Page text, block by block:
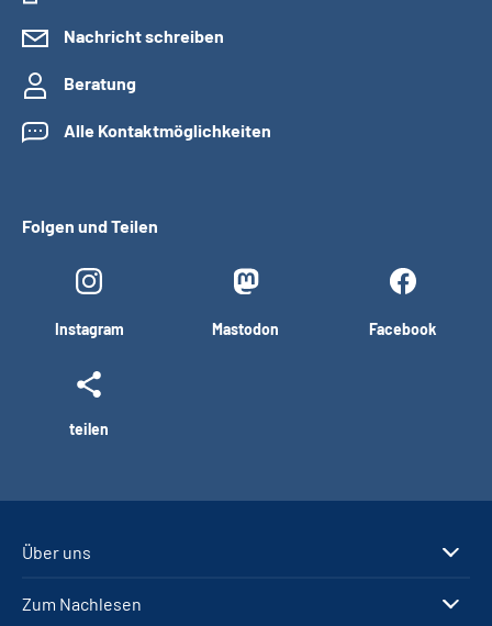
Nachricht schreiben
Beratung
Alle Kontaktmöglichkeiten
Folgen und Teilen
Instagram Mastodon Facebook
teilen
Über uns
Zum Nachlesen